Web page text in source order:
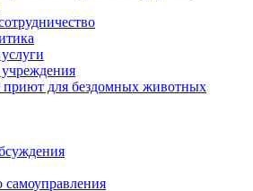
для бездомных животных